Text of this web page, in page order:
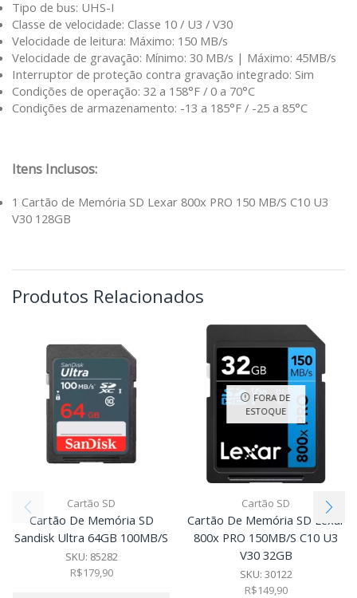
Tipo de bus: UHS-I
Classe de velocidade: Classe 10 / U3 / V30
Velocidade de leitura: Máximo: 150 MB/s
Velocidade de gravação: Mínimo: 30 MB/s | Máximo: 45MB/s
Interruptor de proteção contra gravação integrado: Sim
Condições de operação: 32 a 158°F / 0 a 70°C
Condições de armazenamento: -13 a 185°F / -25 a 85°C
Itens Inclusos:
1 Cartão de Memória SD Lexar 800x PRO 150 MB/S C10 U3
V30 128GB
Produtos Relacionados
Cartão SD
Cartão De Memória SD
Sandisk Ultra 64GB 100MB/S
SKU: 85282
R$179,90
FORA DE
ESTOQUE
Cartão SD
Cartão De Memória SD Lexar
800x PRO 150MB/S C10 U3
V30 32GB
SKU: 30122
R$149,90